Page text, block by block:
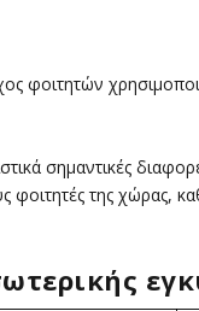
φοιτητών
σημαντικές
της χώρας,